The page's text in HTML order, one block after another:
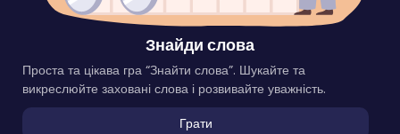
Знайди слова
Проста та цікава гра “Знайти слова”. Шукайте та
викреслюйте заховані слова і розвивайте уважність.
Грати